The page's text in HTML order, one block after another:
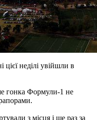
неділі увійшли в
гонка Формули-1 не
з місця і ще раз за